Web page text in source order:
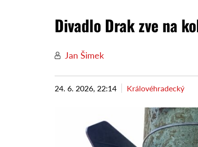
Divadlo Drak zve na
Jan Šimek
24. 6. 2026, 22:14 Královéhradecký